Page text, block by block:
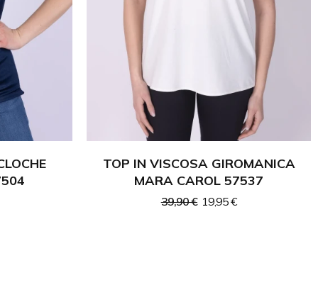
TOP IN VISCOSA GIROMANICA
MARA CAROL 57537
39,90 € 19,95 €